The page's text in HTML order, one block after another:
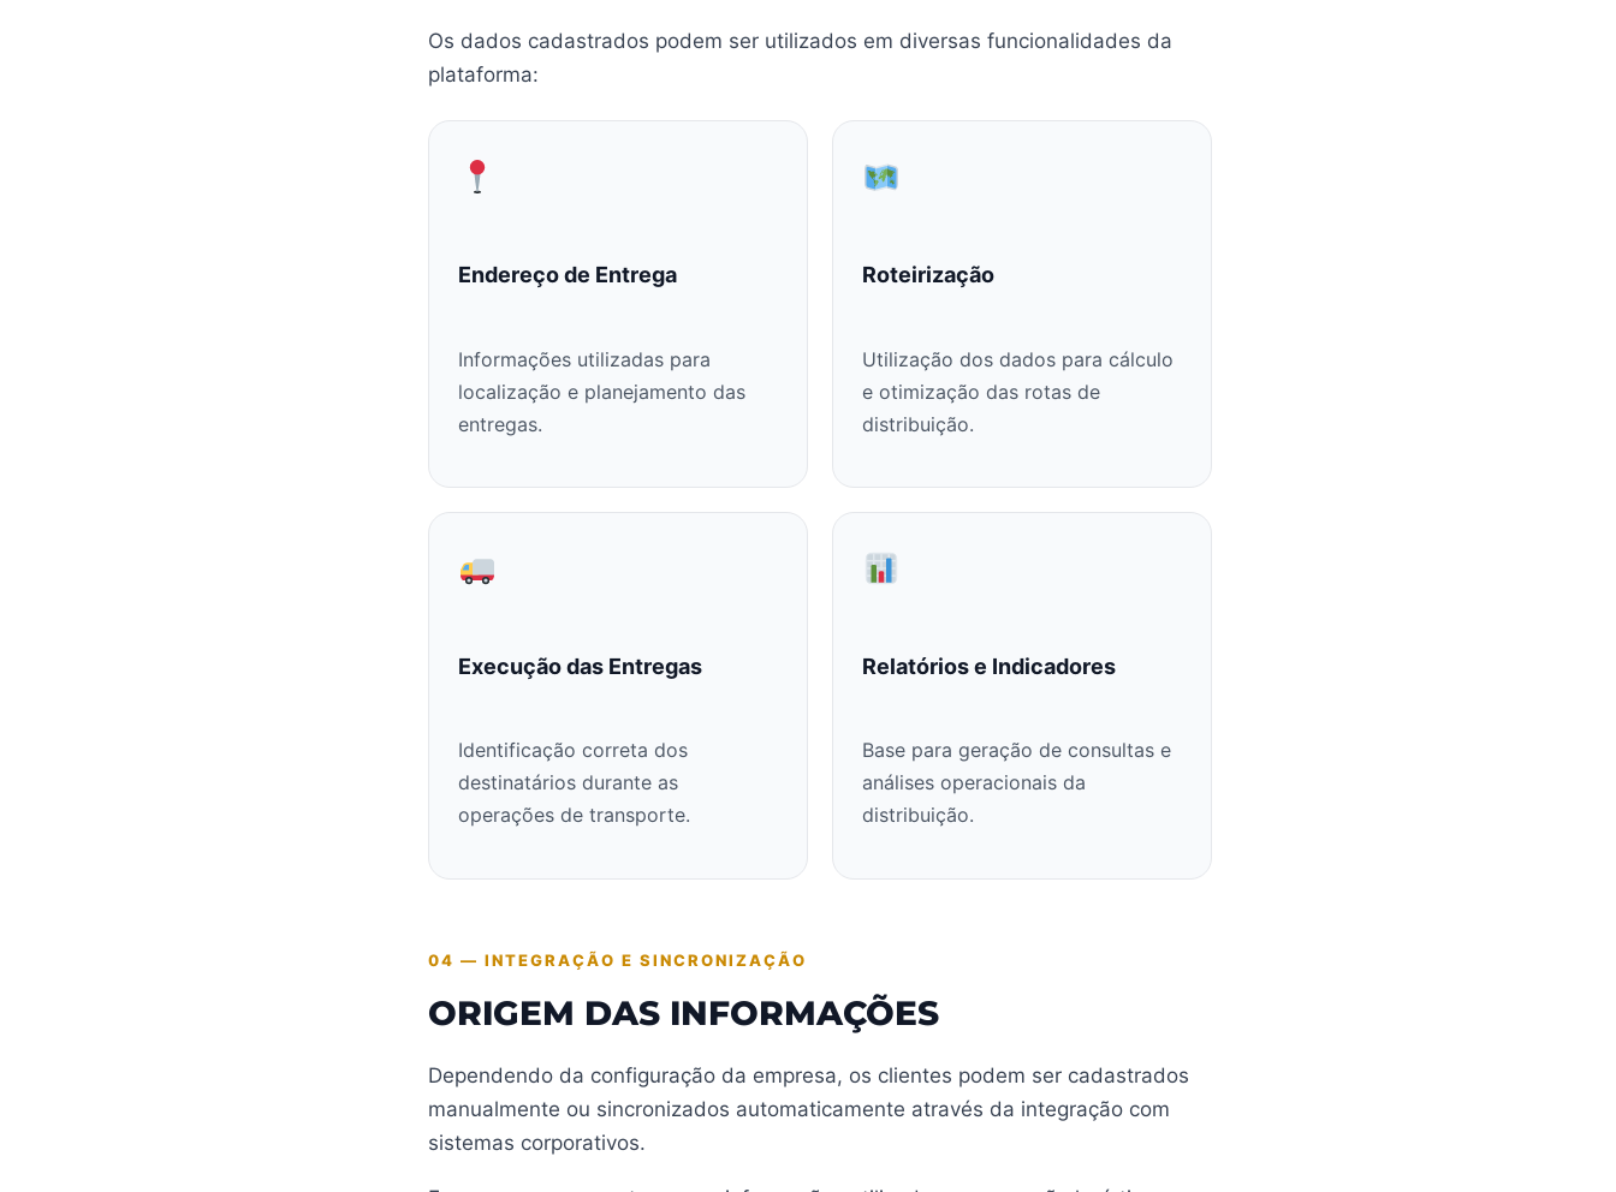
Os dados cadastrados podem ser utilizados em diversas funcionalidades da
plataforma:
Endereço de Entrega
Informações utilizadas para
localização e planejamento das
entregas.
Roteirização
Utilização dos dados para cálculo
e otimização das rotas de
distribuição.
Execução das Entregas
Identificação correta dos
destinatários durante as
operações de transporte.
Relatórios e Indicadores
Base para geração de consultas e
análises operacionais da
distribuição.
04 — INTEGRAÇÃO E SINCRONIZAÇÃO
ORIGEM DAS INFORMAÇÕES
Dependendo da configuração da empresa, os clientes podem ser cadastrados
manualmente ou sincronizados automaticamente através da integração com
sistemas corporativos.